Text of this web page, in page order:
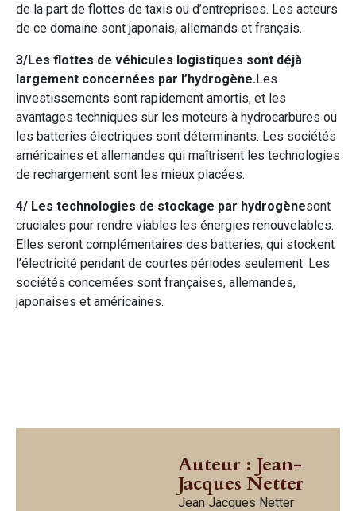
de la part de flottes de taxis ou d’entreprises. Les acteurs
de ce domaine sont japonais, allemands et français.
3/Les flottes de véhicules logistiques sont déjà
largement concernées par l’hydrogène.Les
investissements sont rapidement amortis, et les
avantages techniques sur les moteurs à hydrocarbures ou
les batteries électriques sont déterminants. Les sociétés
américaines et allemandes qui maîtrisent les technologies
de rechargement sont les mieux placées.
4/ Les technologies de stockage par hydrogènesont
cruciales pour rendre viables les énergies renouvelables.
Elles seront complémentaires des batteries, qui stockent
l’électricité pendant de courtes périodes seulement. Les
sociétés concernées sont françaises, allemandes,
japonaises et américaines.
Auteur : Jean-
Jacques Netter
Jean Jacques Netter